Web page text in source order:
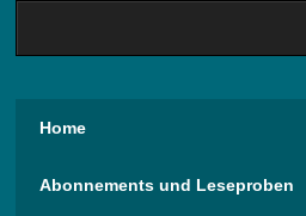
Home
Abonnements und Leseproben